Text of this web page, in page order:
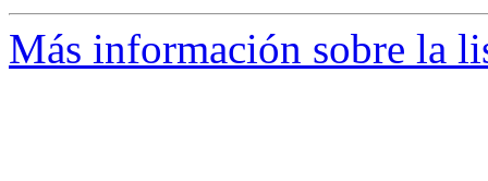
Más información sobre la